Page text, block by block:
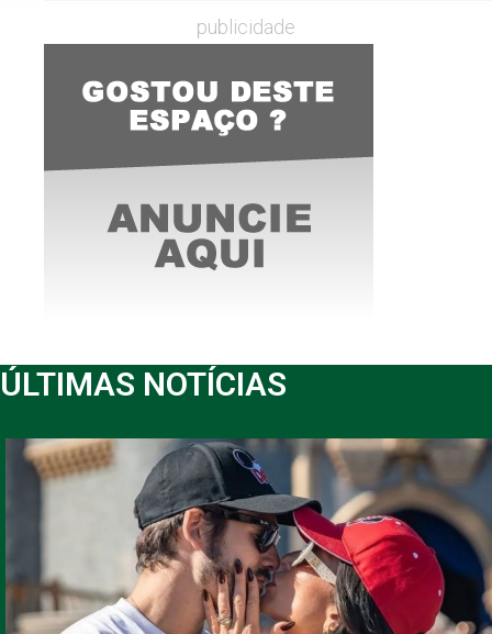
publicidade
ÚLTIMAS NOTÍCIAS